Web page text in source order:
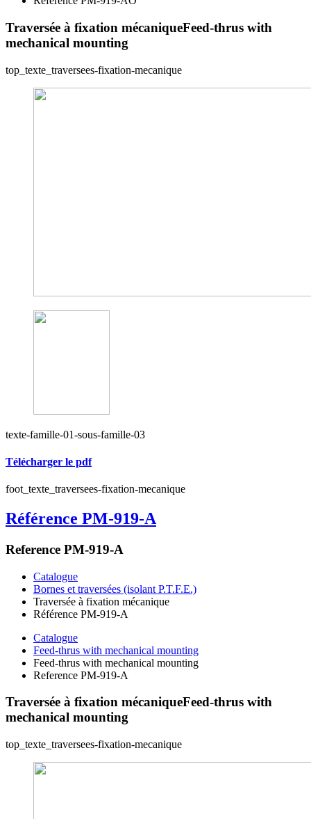
Traversée à fixation mécaniqueFeed-thrus with
mechanical mounting
top_texte_traversees-fixation-mecanique
texte-famille-01-sous-famille-03
Télécharger le pdf
foot_texte_traversees-fixation-mecanique
Référence PM-919-A
Reference PM-919-A
Catalogue
Bornes et traversées (isolant P.T.F.E.)
Traversée à fixation mécanique
Référence PM-919-A
Catalogue
Feed-thrus with mechanical mounting
Feed-thrus with mechanical mounting
Reference PM-919-A
Traversée à fixation mécaniqueFeed-thrus with
mechanical mounting
top_texte_traversees-fixation-mecanique